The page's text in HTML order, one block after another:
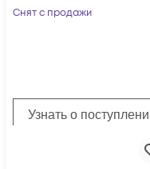
Снят с продажи
Узнать о